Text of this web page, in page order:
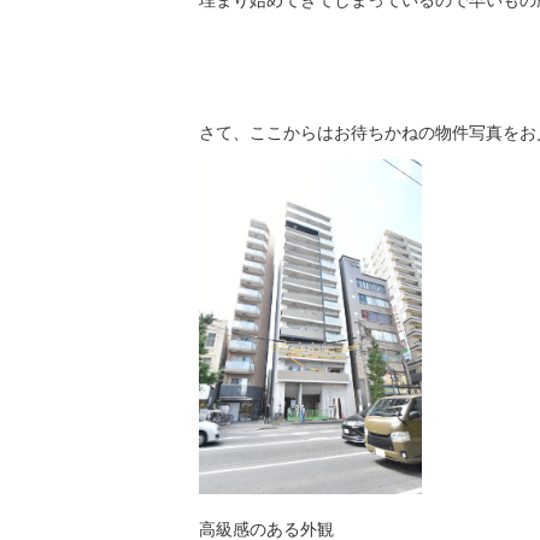
さて、ここからはお待ちかねの物件写真を
高級感のある外観